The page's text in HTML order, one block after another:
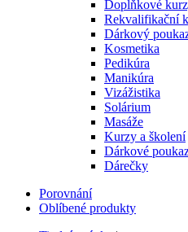
Doplňkové
Rekvalifikační
Dárkový
Kosmetika
Pedikúra
Manikúra
Vizážistika
Solárium
Masáže
Kurzy a školení
Dárkové
Dárečky
Porovnání
Oblíbené produkty